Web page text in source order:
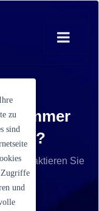
Kontaktieren Sie
zu
sind
Zugriffe
und